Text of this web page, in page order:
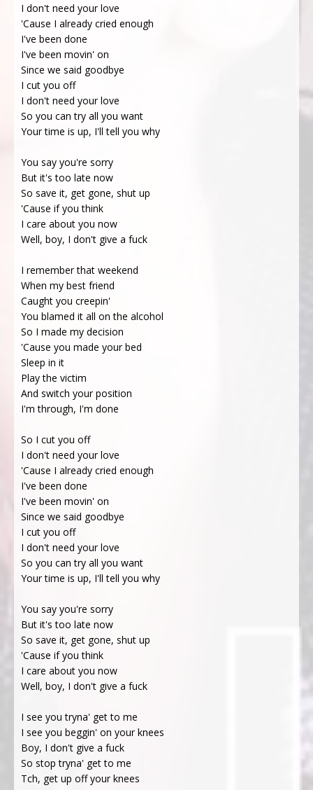
I don't need your love
'Cause I already cried enough
I've been done
I've been movin' on
Since we said goodbye
I cut you off
I don't need your love
So you can try all you want
Your time is up, I'll tell you why
You say you're sorry
But it's too late now
So save it, get gone, shut up
'Cause if you think
I care about you now
Well, boy, I don't give a fuck
I remember that weekend
When my best friend
Caught you creepin'
You blamed it all on the alcohol
So I made my decision
'Cause you made your bed
Sleep in it
Play the victim
And switch your position
I'm through, I'm done
So I cut you off
I don't need your love
'Cause I already cried enough
I've been done
I've been movin' on
Since we said goodbye
I cut you off
I don't need your love
So you can try all you want
Your time is up, I'll tell you why
You say you're sorry
But it's too late now
So save it, get gone, shut up
'Cause if you think
I care about you now
Well, boy, I don't give a fuck
I see you tryna' get to me
I see you beggin' on your knees
Boy, I don't give a fuck
So stop tryna' get to me
Tch, get up off your knees